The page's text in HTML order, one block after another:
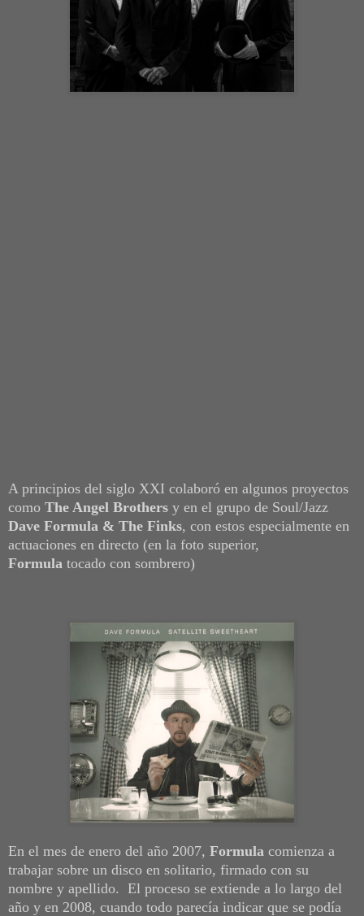
A principios del siglo XXI colaboró en algunos proyectos
como The Angel Brothers y en el grupo de Soul/Jazz
Dave Formula & The Finks, con estos especialmente en
actuaciones en directo (en la foto superior,
Formula tocado con sombrero)
En el mes de enero del año 2007, Formula comienza a
trabajar sobre un disco en solitario, firmado con su
nombre y apellido. El proceso se extiende a lo largo del
año y en 2008, cuando todo parecía indicar que se podía